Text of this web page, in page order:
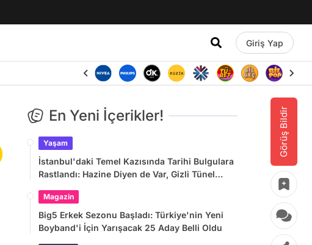
Giriş Yap
Görüş Bildir
En Yeni İçerikler!
Yaşam
İstanbul'daki Temel Kazısında Tarihi Bulgulara
Rastlandı: Hazine Diyen de Var, Gizli Tünel
Magazin
Big5 Erkek Sezonu Başladı: Türkiye'nin Yeni
Boyband'i İçin Yarışacak 25 Aday Belli Oldu